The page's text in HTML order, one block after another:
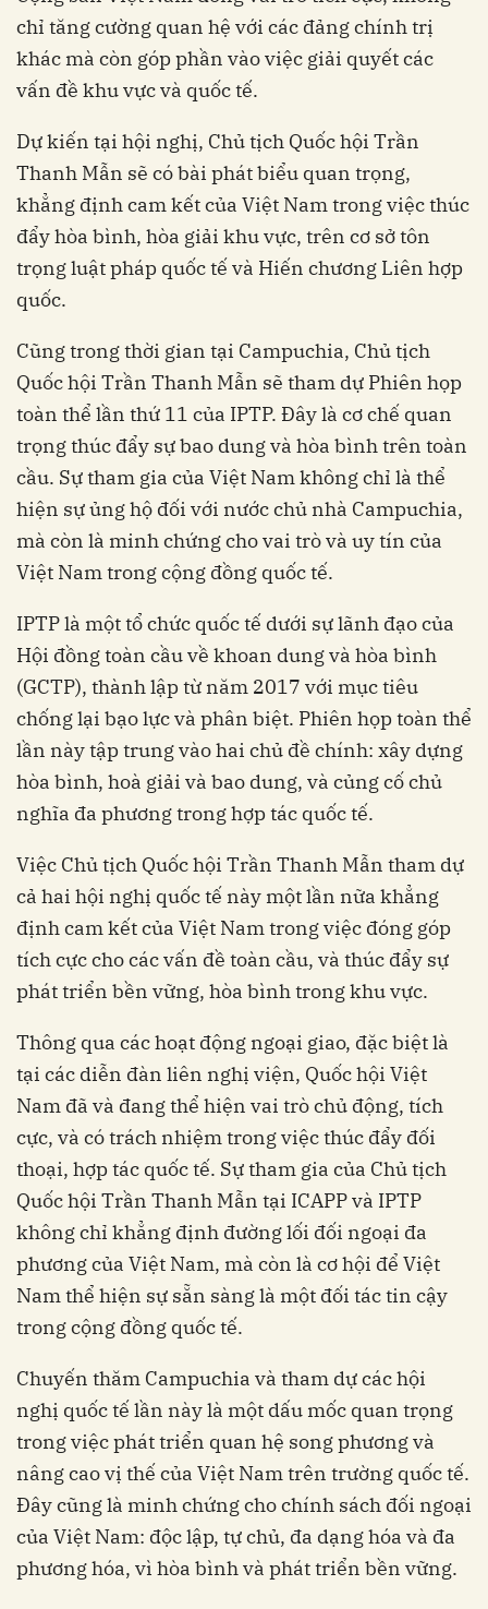
chỉ tăng cường quan hệ với các đảng chính trị
khác mà còn góp phần vào việc giải quyết các
vấn đề khu vực và quốc tế.
Dự kiến tại hội nghị, Chủ tịch Quốc hội Trần
Thanh Mẫn sẽ có bài phát biểu quan trọng,
khẳng định cam kết của Việt Nam trong việc thúc
đẩy hòa bình, hòa giải khu vực, trên cơ sở tôn
trọng luật pháp quốc tế và Hiến chương Liên hợp
quốc.
Cũng trong thời gian tại Campuchia, Chủ tịch
Quốc hội Trần Thanh Mẫn sẽ tham dự Phiên họp
toàn thể lần thứ 11 của IPTP. Đây là cơ chế quan
trọng thúc đẩy sự bao dung và hòa bình trên toàn
cầu. Sự tham gia của Việt Nam không chỉ là thể
hiện sự ủng hộ đối với nước chủ nhà Campuchia,
mà còn là minh chứng cho vai trò và uy tín của
Việt Nam trong cộng đồng quốc tế.
IPTP là một tổ chức quốc tế dưới sự lãnh đạo của
Hội đồng toàn cầu về khoan dung và hòa bình
(GCTP), thành lập từ năm 2017 với mục tiêu
chống lại bạo lực và phân biệt. Phiên họp toàn thể
lần này tập trung vào hai chủ đề chính: xây dựng
hòa bình, hoà giải và bao dung, và củng cố chủ
nghĩa đa phương trong hợp tác quốc tế.
Việc Chủ tịch Quốc hội Trần Thanh Mẫn tham dự
cả hai hội nghị quốc tế này một lần nữa khẳng
định cam kết của Việt Nam trong việc đóng góp
tích cực cho các vấn đề toàn cầu, và thúc đẩy sự
phát triển bền vững, hòa bình trong khu vực.
Thông qua các hoạt động ngoại giao, đặc biệt là
tại các diễn đàn liên nghị viện, Quốc hội Việt
Nam đã và đang thể hiện vai trò chủ động, tích
cực, và có trách nhiệm trong việc thúc đẩy đối
thoại, hợp tác quốc tế. Sự tham gia của Chủ tịch
Quốc hội Trần Thanh Mẫn tại ICAPP và IPTP
không chỉ khẳng định đường lối đối ngoại đa
phương của Việt Nam, mà còn là cơ hội để Việt
Nam thể hiện sự sẵn sàng là một đối tác tin cậy
trong cộng đồng quốc tế.
Chuyến thăm Campuchia và tham dự các hội
nghị quốc tế lần này là một dấu mốc quan trọng
trong việc phát triển quan hệ song phương và
nâng cao vị thế của Việt Nam trên trường quốc tế.
Đây cũng là minh chứng cho chính sách đối ngoại
của Việt Nam: độc lập, tự chủ, đa dạng hóa và đa
phương hóa, vì hòa bình và phát triển bền vững.